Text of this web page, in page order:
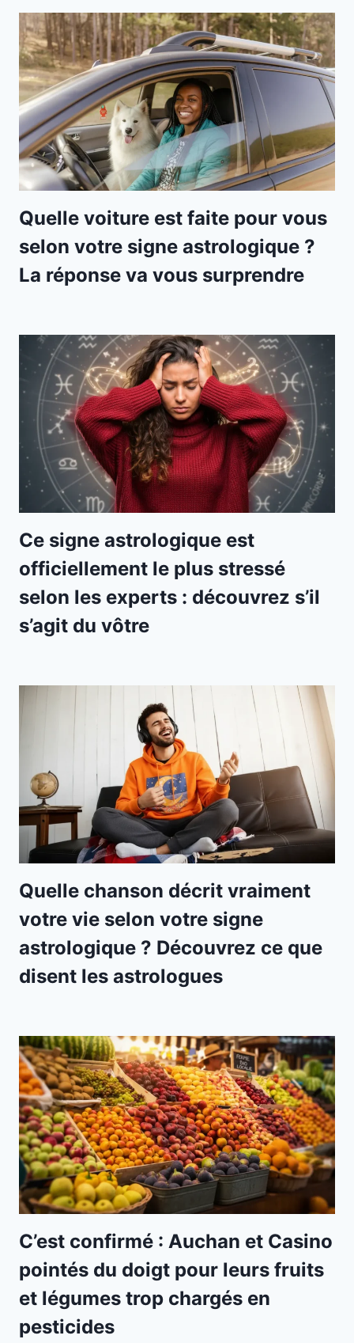
Quelle voiture est faite pour vous
selon votre signe astrologique ?
La réponse va vous surprendre
Ce signe astrologique est
officiellement le plus stressé
selon les experts : découvrez s’il
s’agit du vôtre
Quelle chanson décrit vraiment
votre vie selon votre signe
astrologique ? Découvrez ce que
disent les astrologues
C’est confirmé : Auchan et Casino
pointés du doigt pour leurs fruits
et légumes trop chargés en
pesticides